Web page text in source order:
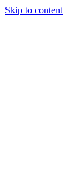
Skip to content